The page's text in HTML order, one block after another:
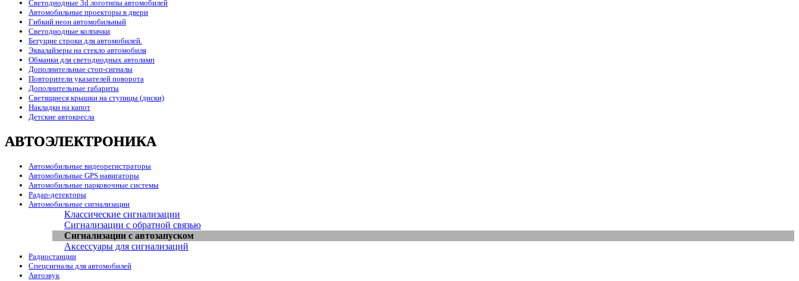
Светодиодные 3d логотипы автомобилей
Автомобильные проекторы в двери
Гибкий неон автомобильный
Светодиодные колпачки
Бегущие строки для автомобилей.
Эквалайзеры на стекло автомобиля
Обманки для светодиодных автоламп
Дополнительные стоп-сигналы
Повторители указателей поворота
Дополнительные габариты
Светящиеся крышки на ступицы (диски)
Накладки на капот
Детские автокресла
АВТОЭЛЕКТРОНИКА
Автомобильные видеорегистраторы
Автомобильные GPS навигаторы
Автомобильные парковочные системы
Радар-детекторы
Автомобильные сигнализации
Классические сигнализации
Сигнализации с обратной связью
Сигнализации с автозапуском
Аксессуары для сигнализаций
Радиостанции
Спецсигналы для автомобилей
Автозвук